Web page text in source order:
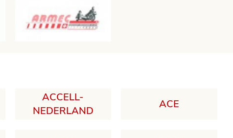
ACCELL-
NEDERLAND
ACE